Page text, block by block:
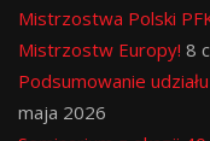
Mistrzostwa Polski
Mistrzostw Europy! 8
Podsumowanie
maja 2026